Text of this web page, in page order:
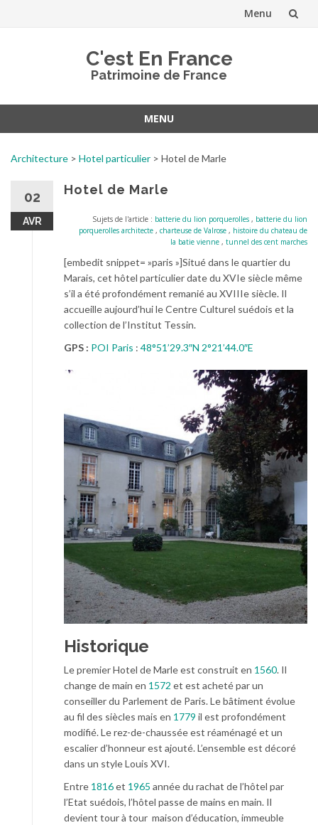
Menu
C'est En France
Patrimoine de France
MENU
Architecture > Hotel particulier > Hotel de Marle
02
AVR
Hotel de Marle
Sujets de l'article : batterie du lion porquerolles , batterie du lion
porquerolles architecte , charteuse de Valrose , histoire du chateau de
la batie vienne , tunnel des cent marches
[embedit snippet= »paris »]Situé dans le quartier du
Marais, cet hôtel particulier date du XVIe siècle même
s’il a été profondément remanié au XVIIIe siècle. Il
accueille aujourd’hui le Centre Culturel suédois et la
collection de l’Institut Tessin.
GPS : POI Paris : 48°51’29.3″N 2°21’44.0″E
Historique
Le premier Hotel de Marle est construit en 1560. Il
change de main en 1572 et est acheté par un
conseiller du Parlement de Paris. Le bâtiment évolue
au fil des siècles mais en 1779 il est profondément
modifié. Le rez-de-chaussée est réaménagé et un
escalier d’honneur est ajouté. L’ensemble est décoré
dans un style Louis XVI.
Entre 1816et 1965 année du rachat de l’hôtel par
l’Etat suédois, l’hôtel passe de mains en main. Il
devient tour à tour maison d’éducation, immeuble